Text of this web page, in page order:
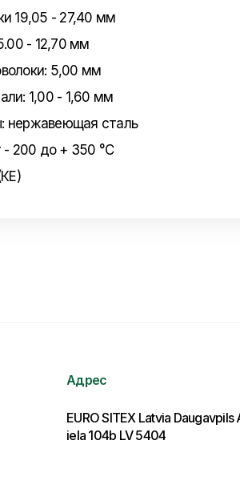
19,05 - 27,40 мм
- 12,70 мм
5,00 мм
1,00 - 1,60 мм
нержавеющая сталь
- 200 до + 350 °C
Адрес
EURO SITEX Latvia Daugavpils
iela 104b LV 5404